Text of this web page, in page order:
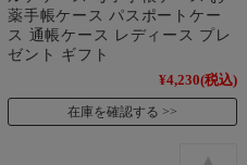
薬手帳ケース パスポートケー
ス 通帳ケース レディース プレ
ゼント ギフト
¥4,230(税込)
在庫を確認する